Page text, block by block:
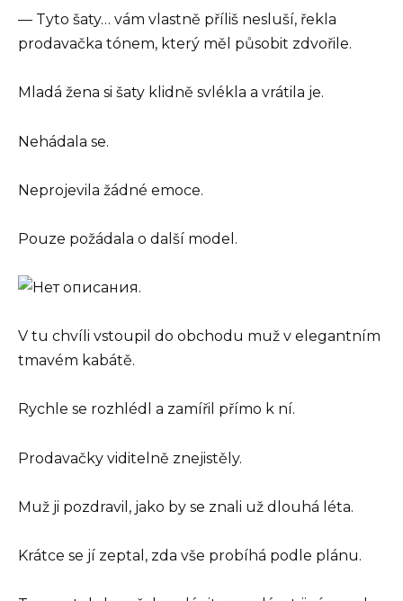
— Tyto šaty… vám vlastně příliš nesluší, řekla
prodavačka tónem, který měl působit zdvořile.
Mladá žena si šaty klidně svlékla a vrátila je.
Nehádala se.
Neprojevila žádné emoce.
Pouze požádala o další model.
V tu chvíli vstoupil do obchodu muž v elegantním
tmavém kabátě.
Rychle se rozhlédl a zamířil přímo k ní.
Prodavačky viditelně znejistěly.
Muž ji pozdravil, jako by se znali už dlouhá léta.
Krátce se jí zeptal, zda vše probíhá podle plánu.